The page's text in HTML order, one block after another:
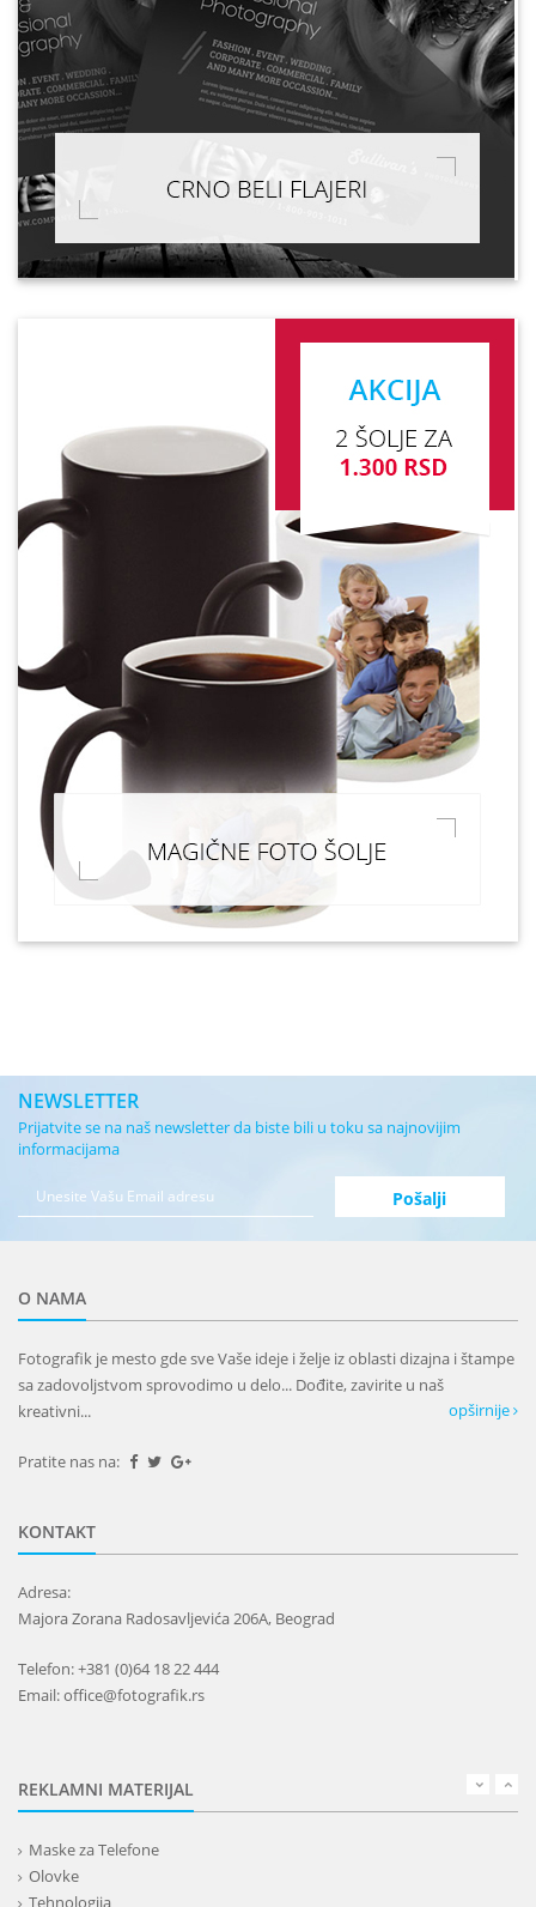
NEWSLETTER
Prijatvite se na naš newsletter da biste bili u toku sa najnovijim
informacijama
O NAMA
Fotografik je mesto gde sve Vaše ideje i želje iz oblasti dizajna i štampe
sa zadovoljstvom sprovodimo u delo... Dođite, zavirite u naš
kreativni...
opširnije
Pratite nas na:
KONTAKT
Adresa:
Majora Zorana Radosavljevića 206A, Beograd
Telefon: +381 (0)64 18 22 444
Email: office@fotografik.rs
REKLAMNI MATERIJAL
Maske za Telefone
Olovke
Tehnologija